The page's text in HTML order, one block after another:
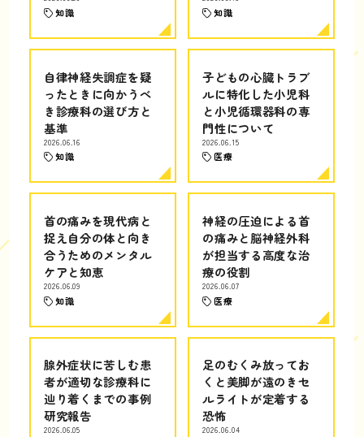
知識 知識
自律神経失調症を疑
ったときに向かうべ
き診療科の選び方と
基準
2026.06.16
知識
子どもの心臓トラブ
ルに特化した小児科
と小児循環器科の専
門性について
2026.06.15
医療
首の痛みを現代病と
捉え自分の体と向き
合うためのメンタル
ケアと知恵
2026.06.09
知識
神経の圧迫による首
の痛みと脳神経外科
が担当する高度な治
療の役割
2026.06.07
医療
腺外症状に苦しむ患
者が適切な診療科に
辿り着くまでの事例
研究報告
2026.06.05
足のむくみ放ってお
くと美脚が遠のきセ
ルライトが定着する
恐怖
2026.06.04